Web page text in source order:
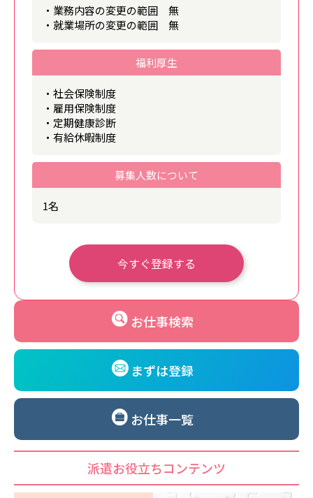
・業務内容の変更の範囲 無
・就業場所の変更の範囲 無
福利厚生
・社会保険制度
・雇用保険制度
・定期健康診断
・有給休暇制度
募集人数について
1名
今すぐ登録する
お仕事検索
まずは登録
お仕事一覧
派遣お役立ちコンテンツ